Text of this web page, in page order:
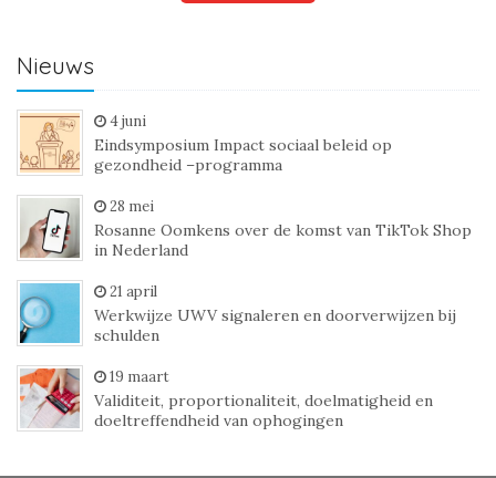
Nieuws
4 juni
Eindsymposium Impact sociaal beleid op
gezondheid –programma
28 mei
Rosanne Oomkens over de komst van TikTok Shop
in Nederland
21 april
Werkwijze UWV signaleren en doorverwijzen bij
schulden
19 maart
Validiteit, proportionaliteit, doelmatigheid en
doeltreffendheid van ophogingen